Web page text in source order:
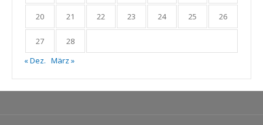
20 21 22 23 24 25 26
27
28
« Dez. März »